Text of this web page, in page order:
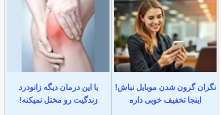
نگران گرون شدن موبایل نباش!
اینجا تخفیف خوبی داره
با این درمان دیگه زانودرد
زندگیت رو مختل نمیکنه!